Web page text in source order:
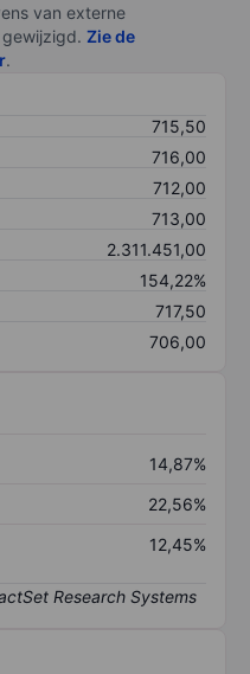
van externe
Zie de
.
715,50
716,00
712,00
713,00
2.311.451,00
154,22%
717,50
706,00
14,87%
22,56%
12,45%